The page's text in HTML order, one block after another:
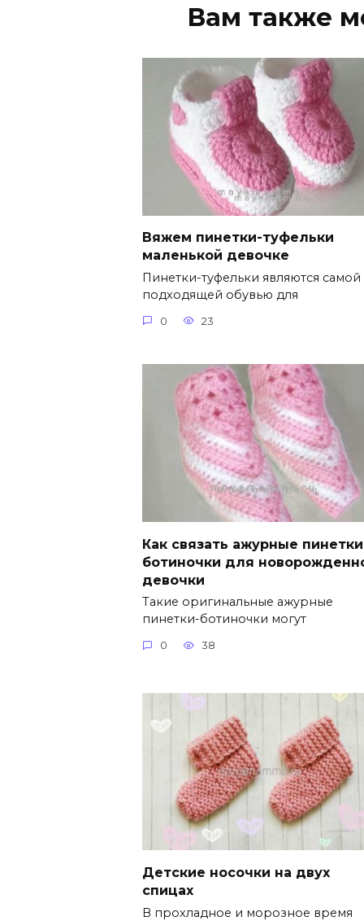
Вам также
Вяжем пинетки-туфельки
маленькой девочке
Пинетки-туфельки являются самой
подходящей обувью для
0 23
Как связать ажурные
ботиночки для
девочки
Такие оригинальные ажурные
пинетки-ботиночки могут
0 38
Детские носочки на двух
спицах
В прохладное и морозное время